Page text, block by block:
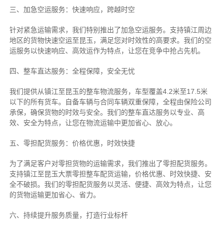
三、加急空运服务：快速响应，跨越时空
针对紧急运输需求，我们特别推出了加急空运服务。支持镇江周边
地区的货物快速空运至昆玉，满足您对时效性的高要求。我们的空
运服务以快速响应、高效运作为特点，让您在竞争中抢占先机。
四、整车直达服务：全程保障，安全无忧
我们提供从镇江至昆玉的整车物流服务，车型覆盖4.2米至17.5米
以下的所有货车。自备车辆与合同车辆双重保障，全程由保险公司
承保，确保货物的时效与安全。我们的整车直达服务以专业、高
效、安全为特点，让您在物流运输中更加省心、放心。
五、零担配货服务：价格优惠，时效快捷
为了满足客户对零担货物的运输需求，我们推出了零担配货服务。
支持镇江至昆玉大票零担整车配货运输，价格优惠、时效快捷、安
全不破损。我们的零担配货服务以灵活、便捷、高效为特点，让您
的货物运输更加省心、省力。
六、持续提升服务质量，打造行业标杆